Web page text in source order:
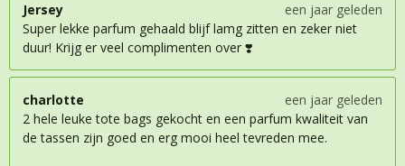
Jersey
een jaar geleden
Super lekke parfum gehaald blijf lamg zitten en zeker niet
duur! Krijg er veel complimenten over ❣️
charlotte
een jaar geleden
2 hele leuke tote bags gekocht en een parfum kwaliteit van
de tassen zijn goed en erg mooi heel tevreden mee.